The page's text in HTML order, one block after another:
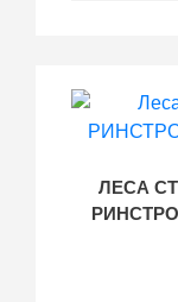
ЛЕСА